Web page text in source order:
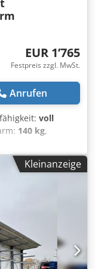
EUR 1’765
Festpreis zzgl. MwSt.
Anrufen
voll
140 kg,
1’030 mm,
3,15 lfm.
250 cm 140
250 cm - T : ca.
cm - Achsmaß :
kg Belastung pro
in RAL5010
- Arme
fixiert. -
Kleinanzeige